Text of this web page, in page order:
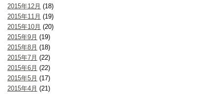
2015年12月 (18)
2015年11月 (19)
2015年10月 (20)
2015年9月 (19)
2015年8月 (18)
2015年7月 (22)
2015年6月 (22)
2015年5月 (17)
2015年4月 (21)